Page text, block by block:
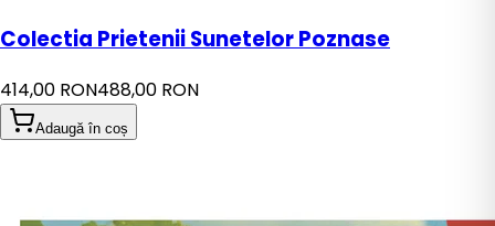
Colectia Prietenii Sunetelor Poznase
414,00 RON488,00 RON
Adaugă în coș